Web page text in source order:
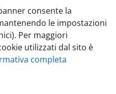
per
Interreg
consente la
le impostazioni
Per maggiori
utilizzati dal sito è
completa